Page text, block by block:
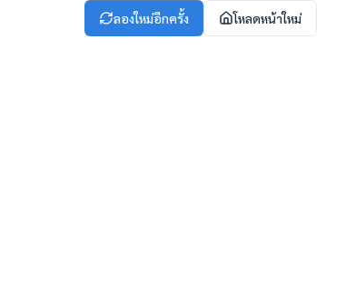
ลองใหม่อีกครั้ง โหลดหน้าใหม่